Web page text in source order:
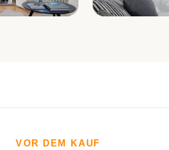
VOR DEM KAUF